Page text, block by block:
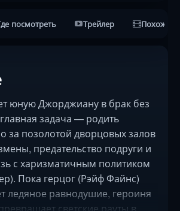
посмотреть Трейлер Похожие
юную Джорджиану в брак без
задача — родить
за позолотой дворцовых залов
предательство подруги и
с харизматичным политиком
Пока герцог (Рэйф Файнс)
ледяное равнодушие, героиня